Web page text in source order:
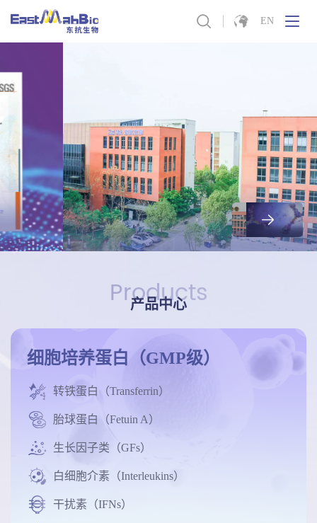
EN
东抗生物
为全球
提供高品质的
重组蛋白原料
Products
产品中心
细胞培养蛋白（GMP级）
转铁蛋白（Transferrin）
胎球蛋白（Fetuin A）
生长因子类（GFs）
白细胞介素（Interleukins）
干扰素（IFNs）